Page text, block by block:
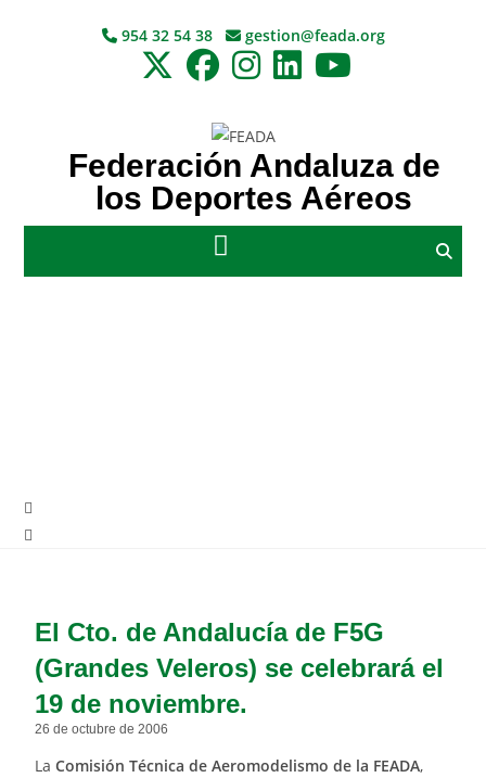
954 32 54 38 gestion@feada.org
Federación Andaluza de
los Deportes Aéreos
El Cto. de Andalucía de F5G
(Grandes Veleros) se celebrará el
19 de noviembre.
26 de octubre de 2006
LaComisión Técnica de Aeromodelismo de la FEADA,